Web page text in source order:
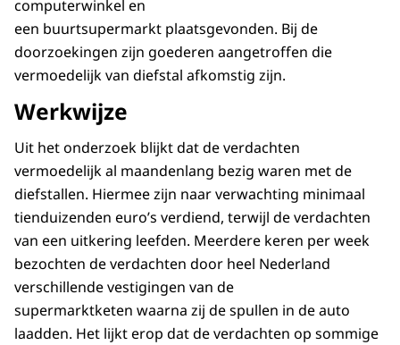
computerwinkel en
een buurtsupermarkt plaatsgevonden. Bij de
doorzoekingen zijn goederen aangetroffen die
vermoedelijk van diefstal afkomstig zijn.
Werkwijze
Uit het onderzoek blijkt dat de verdachten
vermoedelijk al maandenlang bezig waren met de
diefstallen. Hiermee zijn naar verwachting minimaal
tienduizenden euro’s verdiend, terwijl de verdachten
van een uitkering leefden. Meerdere keren per week
bezochten de verdachten door heel Nederland
verschillende vestigingen van de
supermarktketen waarna zij de spullen in de auto
laadden. Het lijkt erop dat de verdachten op sommige